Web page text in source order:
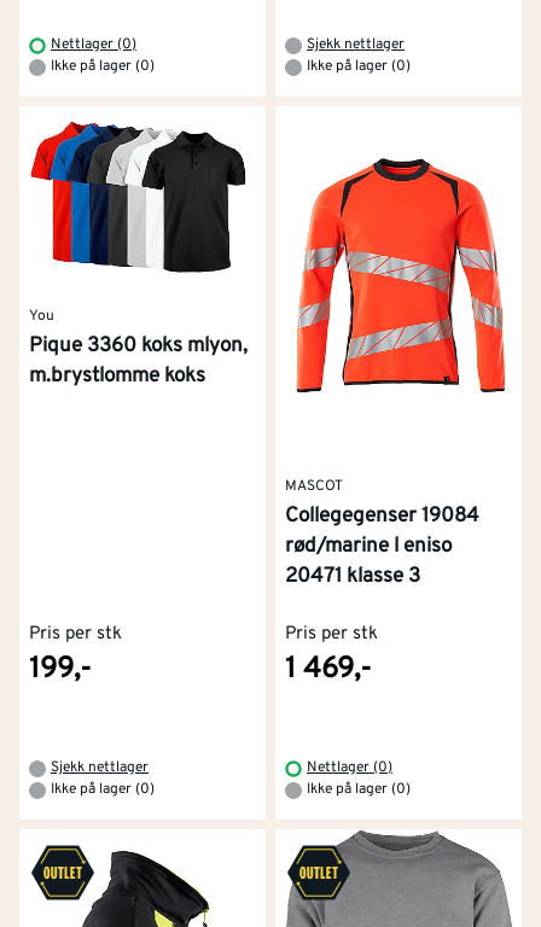
Nettlager (0)
Ikke på lager (0)
Sjekk nettlager
Ikke på lager (0)
You
Pique 3360 koks mlyon,
m.brystlomme koks
Pris per stk
199,-
Sjekk nettlager
Ikke på lager (0)
MASCOT
Collegegenser 19084
rød/marine l eniso
20471 klasse 3
Pris per stk
1 469,-
Nettlager (0)
Ikke på lager (0)